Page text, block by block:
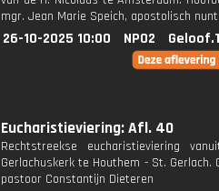
mgr. Jean Marie Speich, apostolisch
26-10-2025 10:00 NPO2
Eucharistieviering: Afl. 40
Rechtstreekse eucharistieviering
Gerlachuskerk te Houthem - St. Gerlach.
pastoor Constantijn Dieteren